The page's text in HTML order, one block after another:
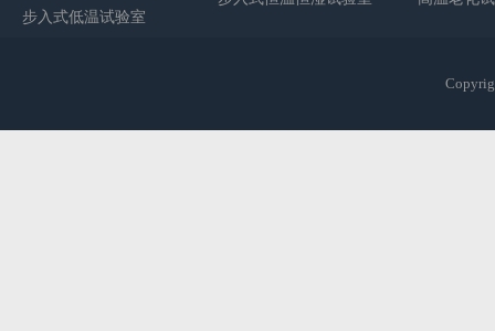
步入式低温试验室